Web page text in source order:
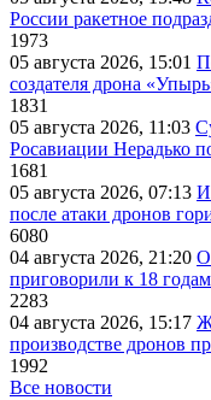
России ракетное
1973
05 августа 2026, 15:01
создателя дрона
1831
05 августа 2026, 11:03
Росавиации Нерадько
1681
05 августа 2026, 07:13 И
после атаки дронов
6080
04 августа 2026, 21:20
приговорили к 18
2283
04 августа 2026, 15:17
производстве дронов
1992
Все новости